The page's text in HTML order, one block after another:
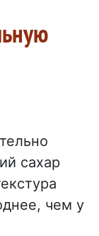
сахар
чем у